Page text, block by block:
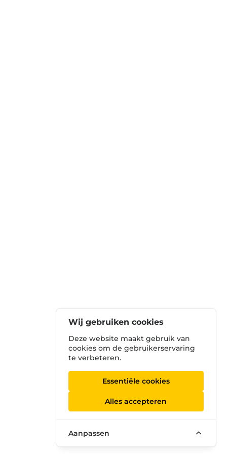
Wij gebruiken cookies
Deze website maakt gebruik van
cookies om de gebruikerservaring
te verbeteren.
Essentiële cookies
Alles accepteren
Aanpassen